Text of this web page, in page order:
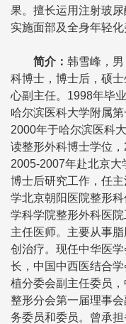
果。擅长运用注射玻
实施面部及全身年轻化
简介 ： 韩雪峰，
科博士，博士后，硕
心副主任。1998年毕
哈尔滨医科大学附属
2000年于哈尔滨医科
读整形外科博士学位，
2005-2007年赴北京
博士后研究工作，任
学北京朝阳医院整形
学科学院整形外科医
主任医师。主要从事
创治疗。现任中华医
长，中国中西医结合
植分委会副主任委员
整形分会第一届理事
务委员和委员。曾承